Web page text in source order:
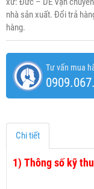
nhà sản xuất. Đổi trả
hàng.
Tư vấn mua
Chi tiết
1) Thông số kỹ